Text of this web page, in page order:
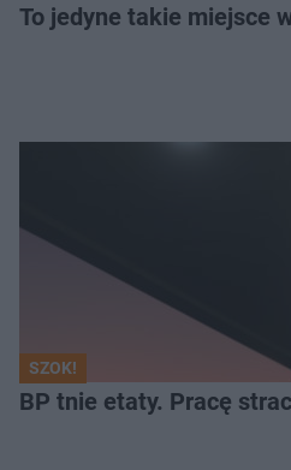
To jedyne takie miejsce
SZOK!
BP tnie etaty. Pracę